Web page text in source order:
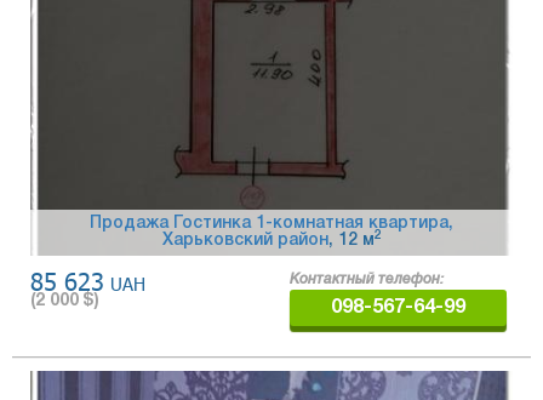
Продажа Гостинка 1-комнатная квартира,
Харьковский район , 12 м 2
85 623 UAH
(2 000 $)
Контактный телефон:
098-567-64-99